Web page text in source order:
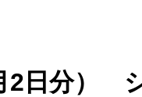
2日分）